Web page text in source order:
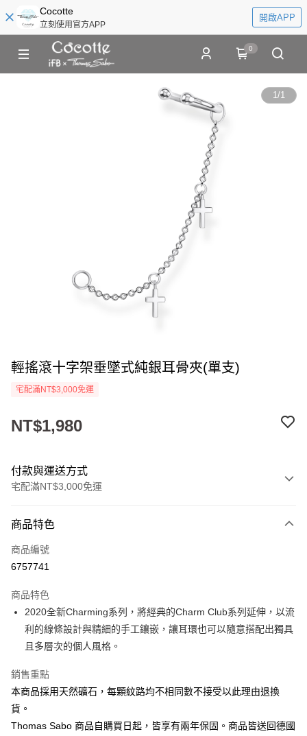
Cocotte
立刻使用官方APP
開啟APP
0
1/1
輕搖滾十字架垂墜式純銀耳骨夾(單支)
宅配滿NT$3,000免運
NT$1,980
付款與運送方式
宅配滿NT$3,000免運
信用卡一次付款
Apple Pay
ATM付款
運送方式
商品特色
商品編號
6757741
商品特色
2020全新Charming系列，將經典的Charm Club系列延伸，以流
利的線條設計與精細的手工鑲嵌，讓耳環也可以隨意搭配出獨具
且多層次的個人風格。
銷售重點
本商品採用天然礦石，每顆紋路均不相同數不接受以此理由退換
貨。
Thomas Sabo 商品自購買日起，皆享有兩年保固。商品皆送回德國